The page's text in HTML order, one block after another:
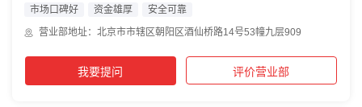
市场口碑好 资金雄厚
安全可靠
营业部地址：北京市市辖区朝阳区酒仙桥路14号53幢九层909
我要提问 评价营业部